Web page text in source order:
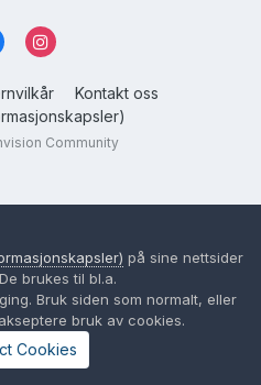
Kontakt oss
Community
på sine nettsider
brukes til bl.a.
Bruk siden som normalt, eller
bruk av cookies.
Cookies